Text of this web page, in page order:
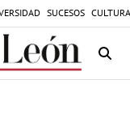
SUCESOS